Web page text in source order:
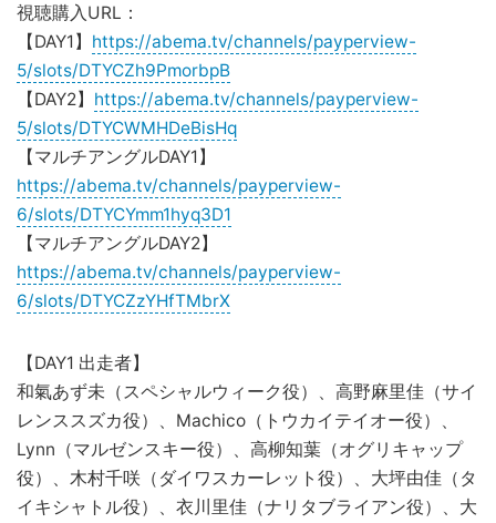
視聴購入URL：
【DAY1】 https://abema.tv/channels/payperview-
5/slots/DTYCZh9PmorbpB
【DAY2】 https://abema.tv/channels/payperview-
5/slots/DTYCWMHDeBisHq
【マルチアングルDAY1】
https://abema.tv/channels/payperview-
6/slots/DTYCYmm1hyq3D1
【マルチアングルDAY2】
https://abema.tv/channels/payperview-
6/slots/DTYCZzYHfTMbrX
【DAY1 出走者】
和氣あず未（スペシャルウィーク役）、高野麻里佳（サイ
レンススズカ役）、Machico（トウカイテイオー役）、
Lynn（マルゼンスキー役）、高柳知葉（オグリキャップ
役）、木村千咲（ダイワスカーレット役）、大坪由佳（タ
イキシャトル役）、衣川里佳（ナリタブライアン役）、大